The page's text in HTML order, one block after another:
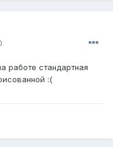
работе стандартная
:(